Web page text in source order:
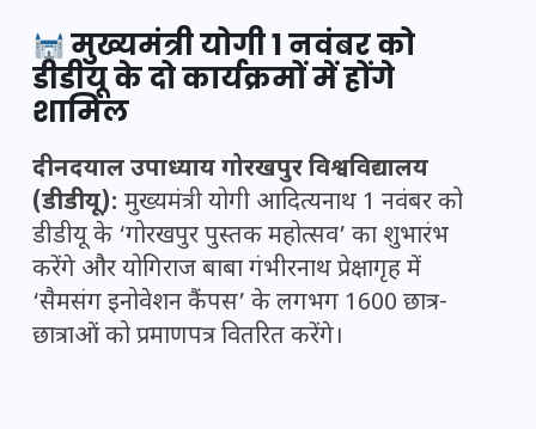
मुख्यमंत्री योगी 1 नवंबर को
डीडीयू के दो कार्यक्रमों में होंगे
शामिल
दीनदयाल उपाध्याय गोरखपुर विश्वविद्यालय
(डीडीयू): मुख्यमंत्री योगी आदित्यनाथ 1 नवंबर को
डीडीयू के ‘गोरखपुर पुस्तक महोत्सव’ का शुभारंभ
करेंगे और योगिराज बाबा गंभीरनाथ प्रेक्षागृह में
‘सैमसंग इनोवेशन कैंपस’ के लगभग 1600 छात्र-
छात्राओं को प्रमाणपत्र वितरित करेंगे।